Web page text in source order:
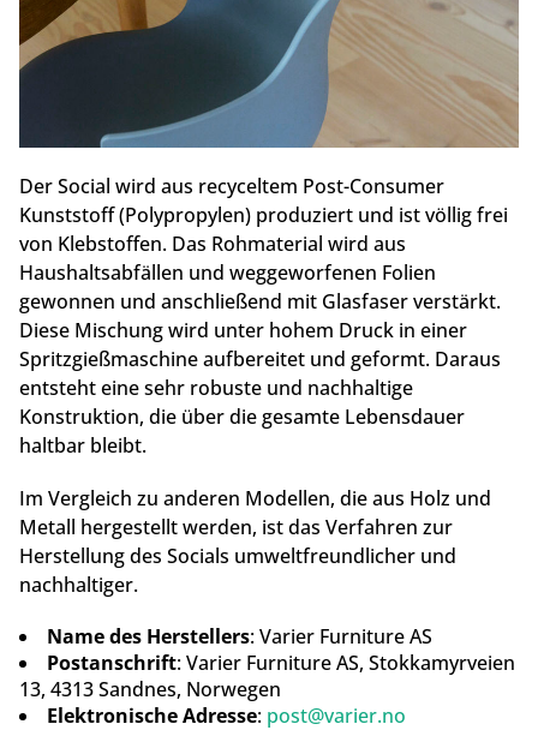
Der Social wird aus recyceltem Post-Consumer
Kunststoff (Polypropylen) produziert und ist völlig frei
von Klebstoffen. Das Rohmaterial wird aus
Haushaltsabfällen und weggeworfenen Folien
gewonnen und anschließend mit Glasfaser verstärkt.
Diese Mischung wird unter hohem Druck in einer
Spritzgießmaschine aufbereitet und geformt. Daraus
entsteht eine sehr robuste und nachhaltige
Konstruktion, die über die gesamte Lebensdauer
haltbar bleibt.
Im Vergleich zu anderen Modellen, die aus Holz und
Metall hergestellt werden, ist das Verfahren zur
Herstellung des Socials umweltfreundlicher und
nachhaltiger.
Name des Herstellers: Varier Furniture AS
Postanschrift: Varier Furniture AS, Stokkamyrveien
13, 4313 Sandnes, Norwegen
Elektronische Adresse: post@varier.no